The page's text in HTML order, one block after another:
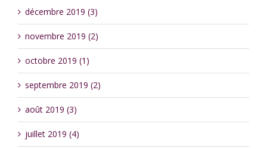
décembre 2019 (3)
novembre 2019 (2)
octobre 2019 (1)
septembre 2019 (2)
août 2019 (3)
juillet 2019 (4)